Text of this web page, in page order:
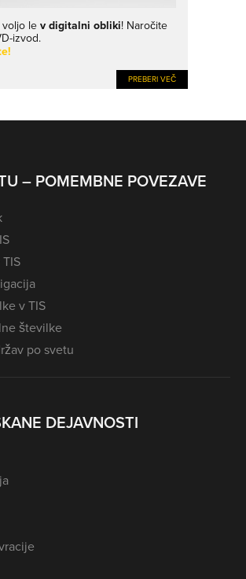
lev digitalni obliki! Naročite
izvod.
PREBERI VEČ
– POMEMBNE POVEZAVE
v TIS
številke
po svetu
DEJAVNOSTI